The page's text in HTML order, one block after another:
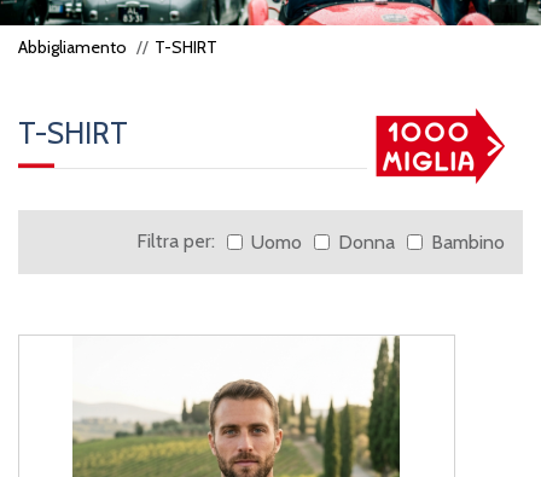
Abbigliamento T-SHIRT
T-SHIRT
Filtra per: Uomo Donna Bambino